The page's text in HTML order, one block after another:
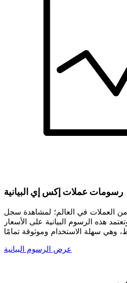
رسومات عملات إكس إي البيانية
من العملات في العالم؛ لمشاهدة سجل
هذه الرسوم البيانية على الأسعار
عرض الرسوم البيانية